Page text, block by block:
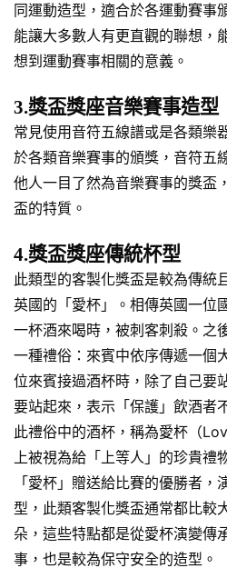
同運動造型，適合於各運動賽事
能讓大多數人有更直觀的聯想，
想到運動賽事相關的意義。
3.獎盃獎座音樂賽事造型
常見使用音符五線譜或是各類樂
於各類音樂賽事的頒獎，音符五
他人一目了然為音樂賽事的獎盃
盃的特質。
4.獎盃獎座傳統杯型
此類型的客製化獎盃是較為傳統
英國的「愛杯」。相傳英國一位
一杯酒來喝時，被刺客刺殺。之
一種禮俗：來賓中依序傳遞一個
位來賓接過酒杯時，除了自己要
要站起來，表示「保護」飲酒者
此禮俗中的酒杯，稱為愛杯（
上被視為給「上等人」的珍貴禮
「愛杯」贈送給比賽的優勝者
型，此類客製化獎盃通常都比較
朵，這些特點都是從愛杯演變傳
事，也是較為保守安全的造型。